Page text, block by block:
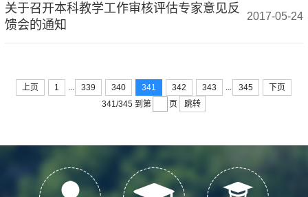
关于召开本科教学工作审核评估专家意见反
馈会的通知
2017-05-24
上页 1 ... 339 340 341 342 343 ... 345
下页
341/345 到第 页 跳转